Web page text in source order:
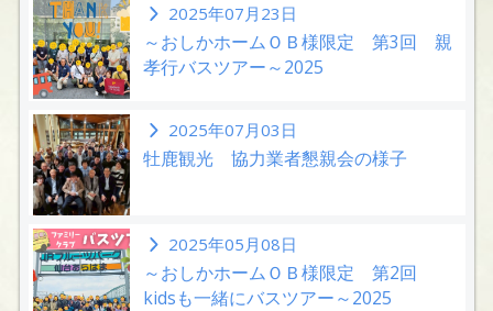
2025年07月23日
～おしかホームＯＢ様限定 第3回 親
孝行バスツアー～2025
2025年07月03日
牡鹿観光 協力業者懇親会の様子
2025年05月08日
～おしかホームＯＢ様限定 第2回
kidsも一緒にバスツアー～2025